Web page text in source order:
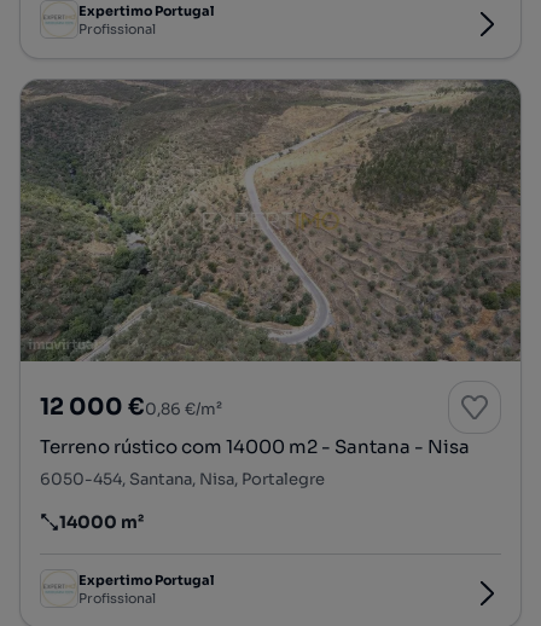
Expertimo Portugal
Profissional
12 000 €0,86 €/m²
Terreno rústico com 14000 m2 - Santana - Nisa
6050-454, Santana, Nisa, Portalegre
Preço por metro quadrado
14000 m²
Expertimo Portugal
Profissional